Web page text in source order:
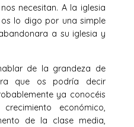
necesitan. A la iglesia
lo digo por una simple
a su iglesia y
de la grandeza de
que os podría decir
ya conocéis
económico,
de la clase media,